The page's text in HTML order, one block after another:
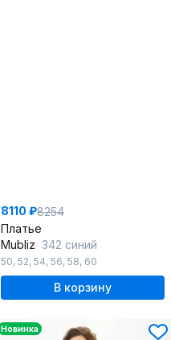
8110 ₽8254
Платье
Mubliz 342 синий
50, 52, 54, 56, 58, 60
В корзину
Новинка